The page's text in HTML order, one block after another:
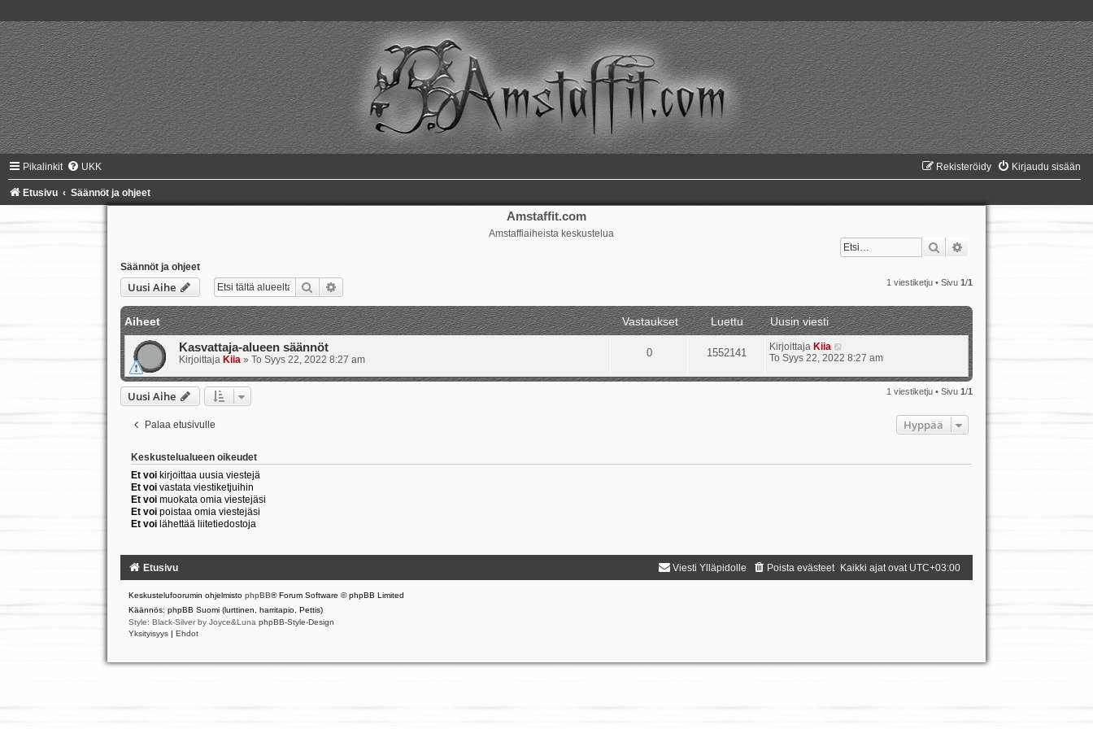
Pikalinkit UKK Kirjaudu sisään
Rekisteröidy
Etusivu Säännöt ja ohjeet
Amstaffit.com
Amstaffiaiheista keskustelua
Etsi
Säännöt ja ohjeet
Uusi Aihe Etsi 1 viestiketju • Sivu1/1
Aiheet Vastaukset Luettu
Uusin viesti
Kasvattaja-alueen säännöt
Kirjoittaja Kiia » To Syys 22, 2022 8:27 am
0 1552141 KirjoittajaKiia
To Syys 22, 2022 8:27 am
Uusi Aihe 1 viestiketju • Sivu1/1
Palaa etusivulle Hyppää
Keskustelualueen oikeudet
Et voikirjoittaa uusia viestejä
Et voivastata viestiketjuihin
Et voimuokata omia viestejäsi
Et voipoistaa omia viestejäsi
Et voilähettää liitetiedostoja
Etusivu Kaikki ajat ovat UTC+03:00
Poista evästeet
Viesti Ylläpidolle
Keskustelufoorumin ohjelmisto phpBB® Forum Software © phpBB Limited
Käännös: phpBB Suomi (lurttinen, harritapio, Pettis)
Style: Black-Silver by Joyce&Luna phpBB-Style-Design
Yksityisyys | Ehdot